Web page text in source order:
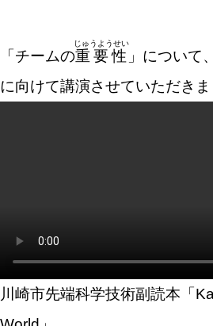
「チームの重要性
じゅうようせい
」について
に向けて講演させていただきま
川崎市先端科学技術副読本「